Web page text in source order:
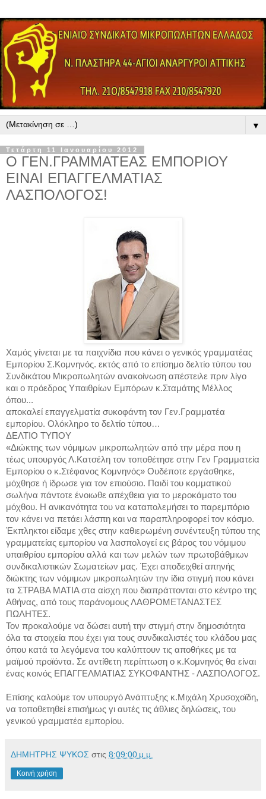
▼
Τετάρτη 11 Ιανουαρίου 2012
Ο ΓΕΝ.ΓΡΑΜΜΑΤΕΑΣ ΕΜΠΟΡΙΟΥ
ΕΙΝΑΙ ΕΠΑΓΓΕΛΜΑΤΙΑΣ
ΛΑΣΠΟΛΟΓΟΣ!
Χαμός γίνεται με τα παιχνίδια που κάνει ο γενικός γραμματέας
Εμπορίου Σ.Κομνηνός. εκτός από το επίσημο δελτίο τύπου του
Συνδικάτου Μικροπωλητών ανακοίνωση απέστειλε πριν λίγο
και ο πρόεδρος Υπαιθρίων Εμπόρων κ.Σταμάτης Μέλλος
όπου...
αποκαλεί επαγγελματία συκοφάντη τον Γεν.Γραμματέα
εμπορίου. Ολόκληρο το δελτίο τύπου…
ΔΕΛΤΙΟ ΤΥΠΟΥ
«Διώκτης των νόμιμων μικροπωλητών από την μέρα που η
τέως υπουργός Λ.Κατσέλη τον τοποθέτησε στην Γεν Γραμματεία
Εμπορίου ο κ.Στέφανος Κομνηνός» Ουδέποτε εργάσθηκε,
μόχθησε ή ίδρωσε για τον επιούσιο. Παιδί του κομματικού
σωλήνα πάντοτε ένοιωθε απέχθεια για το μεροκάματο του
μόχθου. Η ανικανότητα του να καταπολεμήσει το παρεμπόριο
τον κάνει να πετάει λάσπη και να παραπληροφορεί τον κόσμο.
Έκπληκτοι είδαμε χθες στην καθιερωμένη συνέντευξη τύπου της
γραμματείας εμπορίου να λασπολογεί εις βάρος του νόμιμου
υπαιθρίου εμπορίου αλλά και των μελών των πρωτοβάθμιων
συνδικαλιστικών Σωματείων μας. Έχει αποδειχθεί απηνής
διώκτης των νόμιμων μικροπωλητών την ίδια στιγμή που κάνει
τα ΣΤΡΑΒΑ ΜΑΤΙΑ στα αίσχη που διαπράττονται στο κέντρο της
Αθήνας, από τους παράνομους ΛΑΘΡΟΜΕΤΑΝΑΣΤΕΣ
ΠΩΛΗΤΕΣ.
Τον προκαλούμε να δώσει αυτή την στιγμή στην δημοσιότητα
όλα τα στοιχεία που έχει για τους συνδικαλιστές του κλάδου μας
όπου κατά τα λεγόμενα του καλύπτουν τις αποθήκες με τα
μαϊμού προϊόντα. Σε αντίθετη περίπτωση ο κ.Κομνηνός θα είναι
ένας κοινός ΕΠΑΓΓΕΛΜΑΤΙΑΣ ΣΥΚΟΦΑΝΤΗΣ - ΛΑΣΠΟΛΟΓΟΣ.
Επίσης καλούμε τον υπουργό Ανάπτυξης κ.Μιχάλη Χρυσοχοϊδη,
να τοποθετηθεί επισήμως γι αυτές τις άθλιες δηλώσεις, του
γενικού γραμματέα εμπορίου.
ΔΗΜΗΤΡΗΣ ΨΥΚΟΣ στις 8:09:00 μ.μ.
Κοινή χρήση